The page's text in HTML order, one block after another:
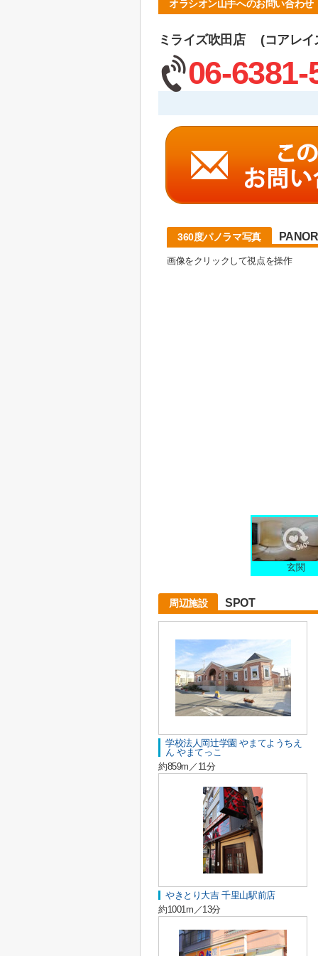
オラシオン山手へのお問い合わせ
ミライズ吹田店 (コアレイ
06-6381-
360度パノラマ写真
画像をクリックして視点を操作
玄関
周辺施設 SPOT
学校法人岡辻学園 やまてようちえ
ん やまてっこ
約859m／11分
やきとり大吉 千里山駅前店
約1001m／13分